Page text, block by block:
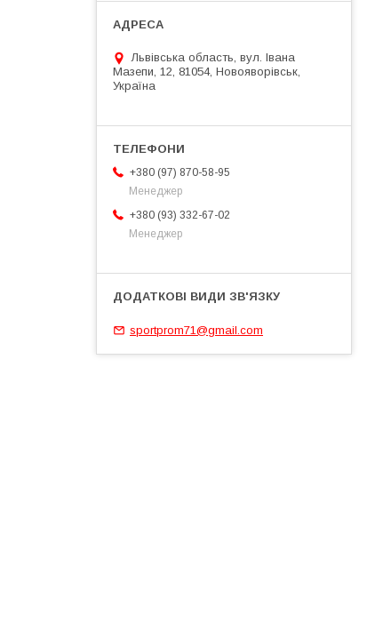
Львівська область, вул. Івана
Мазепи, 12, 81054, Новояворівськ,
Україна
+380 (97) 870-58-95
Менеджер
+380 (93) 332-67-02
Менеджер
sportprom71@gmail.com